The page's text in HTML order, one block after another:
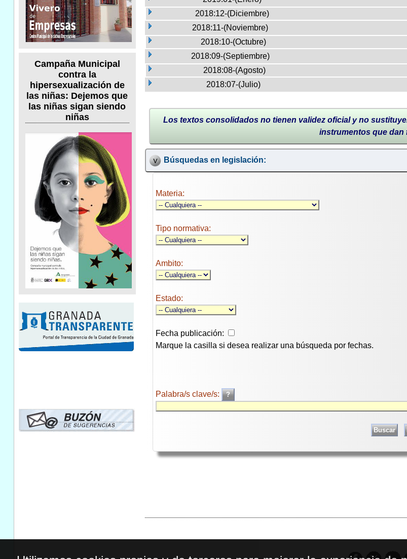
Campaña Municipal
contra la
hipersexualización de
las niñas: Dejemos que
las niñas sigan siendo
niñas
2018:12-(Diciembre)
2018:11-(Noviembre)
2018:10-(Octubre)
2018:09-(Septiembre)
2018:08-(Agosto)
2018:07-(Julio)
Los textos consolidados no tienen validez oficial y no
instrumentos que dan
Búsquedas en legislación:
Materia:
Tipo normativa:
Ambito:
Estado:
Fecha publicación:
Marque la casilla si desea realizar una búsqueda por fechas.
Palabra/s clave/s: